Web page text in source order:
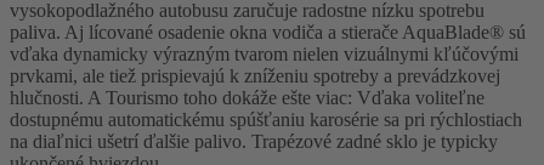
vysokopodlažného autobusu zaručuje radostne nízku spotrebu
paliva. Aj lícované osadenie okna vodiča a stierače AquaBlade® sú
vďaka dynamicky výrazným tvarom nielen vizuálnymi kľúčovými
prvkami, ale tiež prispievajú k zníženiu spotreby a prevádzkovej
hlučnosti. A Tourismo toho dokáže ešte viac: Vďaka voliteľne
dostupnému automatickému spúšťaniu karosérie sa pri rýchlostiach
na diaľnici ušetrí ďalšie palivo. Trapézové zadné sklo je typicky